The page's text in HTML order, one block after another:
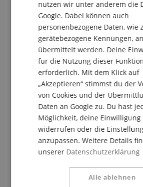
Kundenbewertungen
4.0/5.0
Basierend auf 2 Bewertungen
5 Sterne
2 Sterne
1 Stern
Eine Überprüfung der
Onlineshop angemeldet sind und
nutzen wir unter anderem die
Google. Dabei können auch
personenbezogene Daten, wie
gerätebezogene Kennungen,
übermittelt werden. Deine
für die Nutzung dieser
erforderlich. Mit dem Klick auf
„Akzeptieren“ stimmst du der
von Cookies und der
Daten an Google zu. Du hast
Möglichkeit, deine Einwilligung
widerrufen oder die
anzupassen. Weitere Details
unserer Datenschutzerklärung
Alle ablehnen